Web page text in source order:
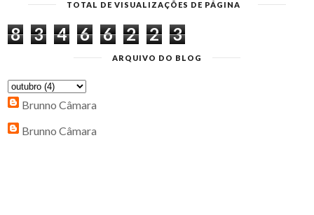
TOTAL DE VISUALIZAÇÕES DE PÁGINA
8 3 4 6 6 2 2 3
ARQUIVO DO BLOG
Brunno Câmara
Brunno Câmara